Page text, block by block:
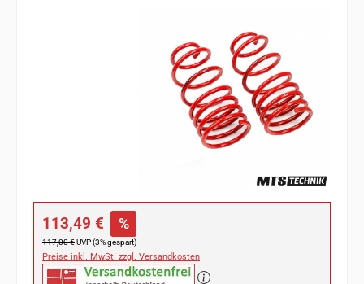
Verkaufspreis:
113,49 € %
Regulärer Preis:
117,00 €UVP (3% gespart)
Preise inkl. MwSt. zzgl. Versandkosten